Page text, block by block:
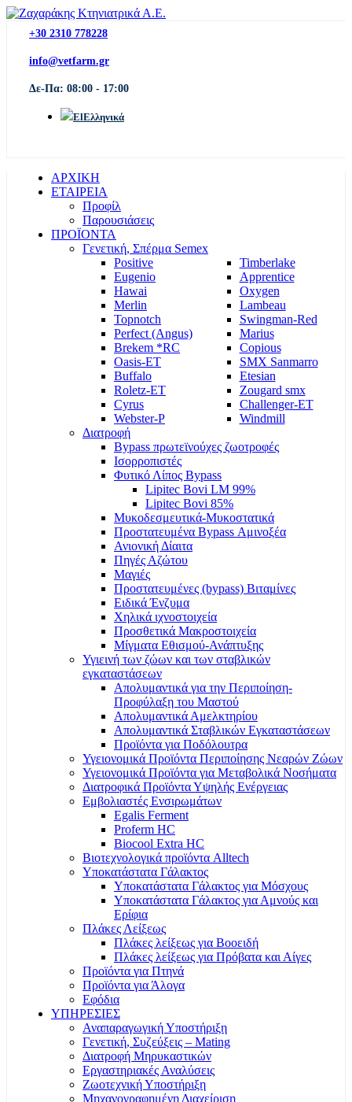
+30 2310 778228
info@vetfarm.gr
Δε-Πα: 08:00 - 17:00
Ελληνικά
ΑΡΧΙΚΗ
ΕΤΑΙΡΕΙΑ
Προφίλ
Παρουσιάσεις
ΠΡΟΪΟΝΤΑ
Γενετική, Σπέρμα Semex
Positive
Eugenio
Hawai
Merlin
Topnotch
Perfect (Angus)
Brekem *RC
Oasis-ET
Buffalo
Roletz-ET
Cyrus
Webster-P
Timberlake
Apprentice
Oxygen
Lambeau
Swingman-Red
Marius
Copious
SMX Sanmarro
Etesian
Zougard smx
Challenger-ET
Windmill
Διατροφή
Bypass πρωτεϊνούχες ζωοτροφές
Ισορροπιστές
Φυτικό Λίπος Bypass
Lipitec Bovi LM 99%
Lipitec Bovi 85%
Μυκοδεσμευτικά-Μυκοστατικά
Προστατευμένα Bypass Αμινοξέα
Ανιονική Δίαιτα
Πηγές Αζώτου
Μαγιές
Προστατευμένες (bypass) Βιταμίνες
Ειδικά Ένζυμα
Χηλικά ιχνοστοιχεία
Προσθετικά Μακροστοιχεία
Μίγματα Εθισμού-Ανάπτυξης
Υγιεινή των ζώων και των σταβλικών
εγκαταστάσεων
Απολυμαντικά για την Περιποίηση-
Προφύλαξη του Μαστού
Απολυμαντικά Αμελκτηρίου
Απολυμαντικά Σταβλικών Εγκαταστάσεων
Προϊόντα για Ποδόλουτρα
Υγειονομικά Προϊόντα Περιποίησης Νεαρών Ζώων
Υγειονομικά Προϊόντα για Μεταβολικά Νοσήματα
Διατροφικά Προϊόντα Υψηλής Ενέργειας
Εμβολιαστές Ενσιρωμάτων
Egalis Ferment
Proferm HC
Biocool Extra HC
Βιοτεχνολογικά προϊόντα Alltech
Υποκατάστατα Γάλακτος
Υποκατάστατα Γάλακτος για Μόσχους
Υποκατάστατα Γάλακτος για Αμνούς και
Ερίφια
Πλάκες Λείξεως
Πλάκες λείξεως για Βοοειδή
Πλάκες λείξεως για Πρόβατα και Αίγες
Προϊόντα για Πτηνά
Προϊόντα για Άλογα
Εφόδια
ΥΠΗΡΕΣΙΕΣ
Αναπαραγωγική Υποστήριξη
Γενετική, Συζεύξεις – Mating
Διατροφή Μηρυκαστικών
Εργαστηριακές Αναλύσεις
Ζωοτεχνική Υποστήριξη
Μηχανογραφημένη Διαχείριση